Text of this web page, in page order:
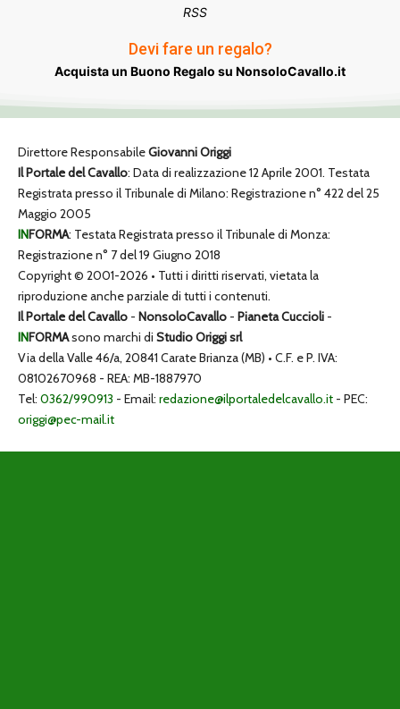
RSS
Devi fare un regalo?
Acquista un Buono Regalo su NonsoloCavallo.it
Direttore ResponsabileGiovanni Origgi
Il Portale del Cavallo: Data di realizzazione 12 Aprile 2001. Testata
Registrata presso il Tribunale di Milano: Registrazione n° 422 del 25
Maggio 2005
INFORMA: Testata Registrata presso il Tribunale di Monza:
Registrazione n° 7 del 19 Giugno 2018
Copyright © 2001-2026 • Tutti i diritti riservati, vietata la
riproduzione anche parziale di tutti i contenuti.
Il Portale del Cavallo - NonsoloCavallo - Pianeta Cuccioli -
INFORMAsono marchi di Studio Origgi srl
Via della Valle 46/a, 20841 Carate Brianza (MB) • C.F. e P. IVA:
08102670968 - REA: MB-1887970
Tel: 0362/990913 - Email: redazione@ilportaledelcavallo.it - PEC:
origgi@pec-mail.it